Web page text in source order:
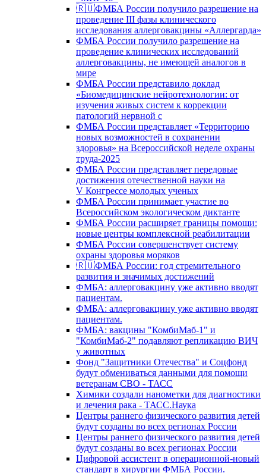
🇷🇺ФМБА России получило разрешение на
проведение III фазы клинического
исследования аллерговакцины «Аллергарда»
ФМБА России получило разрешение на
проведение клинических исследований
аллерговакцины, не имеющей аналогов в
мире
ФМБА России представило доклад
«Биомедицинские нейротехнологии: от
изучения живых систем к коррекции
патологий нервной с
ФМБА России представляет «Территорию
новых возможностей в сохранении
здоровья» на Всероссийской неделе охраны
труда-2025
ФМБА России представляет передовые
достижения отечественной науки на
V Конгрессе молодых ученых
ФМБА России принимает участие во
Всероссийском экологическом диктанте
ФМБА России расширяет границы помощи:
новые центры комплексной реабилитации
ФМБА России совершенствует систему
охраны здоровья моряков
🇷🇺ФМБА России: год стремительного
развития и значимых достижений
ФМБА: аллерговакцину уже активно вводят
пациентам.
ФМБА: аллерговакцину уже активно вводят
пациентам.
ФМБА: вакцины "КомбиМаб-1" и
"КомбиМаб-2" подавляют репликацию ВИЧ
у животных
Фонд "Защитники Отечества" и Соцфонд
будут обмениваться данными для помощи
ветеранам СВО - ТАСС
Химики создали нанометки для диагностики
и лечения рака - ТАСС.Наука
Центры раннего физического развития детей
будут созданы во всех регионах России
Центры раннего физического развития детей
будут созданы во всех регионах России
Цифровой ассистент в операционной-новый
стандарт в хирургии ФМБА России.